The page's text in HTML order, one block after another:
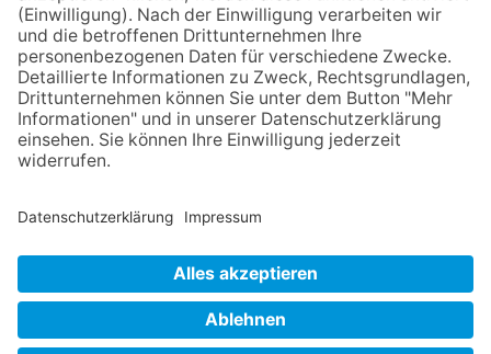
intelliText SprachenService gehört zu intelliExperts GmbH,
Amtsgericht Würzburg HRB 12937